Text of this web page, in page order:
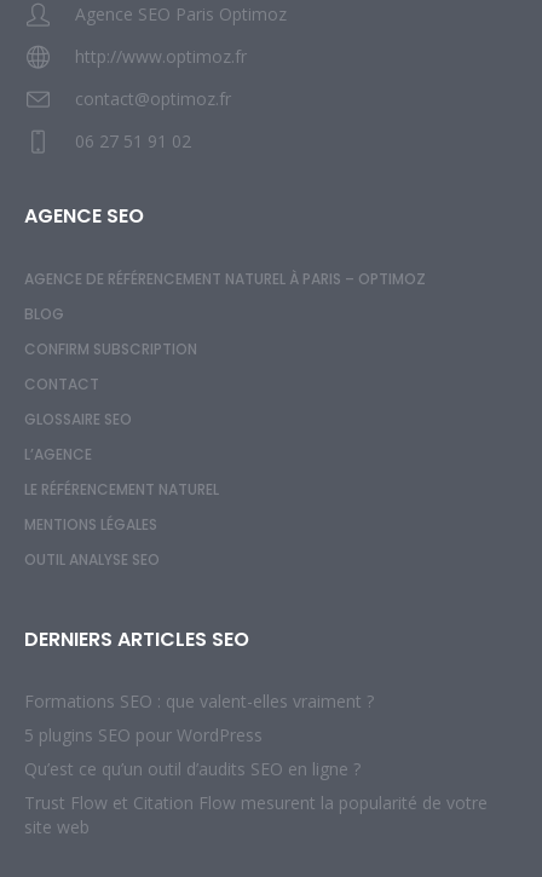
Agence SEO Paris Optimoz
http://www.optimoz.fr
contact@optimoz.fr
06 27 51 91 02
AGENCE SEO
AGENCE DE RÉFÉRENCEMENT NATUREL À PARIS – OPTIMOZ
BLOG
CONFIRM SUBSCRIPTION
CONTACT
GLOSSAIRE SEO
L’AGENCE
LE RÉFÉRENCEMENT NATUREL
MENTIONS LÉGALES
OUTIL ANALYSE SEO
DERNIERS ARTICLES SEO
Formations SEO : que valent-elles vraiment ?
5 plugins SEO pour WordPress
Qu’est ce qu’un outil d’audits SEO en ligne ?
Trust Flow et Citation Flow mesurent la popularité de votre
site web